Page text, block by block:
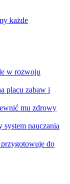
w rozwoju
placu zabaw i
mu zdrowy
nauczania
do